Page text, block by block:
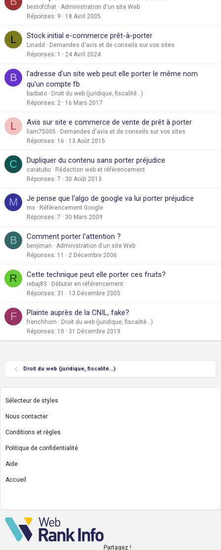
bestofchat
Administration d'un site Web
Réponses 9 18 Avril 2005
L Stock initial e-commerce prêt-à-porter
Linadd
Demandes d'avis et de conseils sur vos sites
Réponses 1 24 Avril 2024
B
l'adresse d'un site web peut elle porter le même nom
qu'un compte fb
barbato
Droit du web (juridique, fiscalité...)
Réponses 2 16 Mars 2017
L Avis sur site e commerce de vente de prêt à porter
liam75005
Demandes d'avis et de conseils sur vos sites
Réponses 16 13 Août 2015
C Dupliquer du contenu sans porter préjudice
caratubo
Rédaction web et référencement
Réponses 7 30 Août 2013
M Je pense que l'algo de google va lui porter préjudice
mx
Référencement Google
Réponses 7 30 Mars 2009
B Comment porter l'attention ?
benjiman
Administration d'un site Web
Réponses 11 2 Décembre 2006
R Cette technique peut elle porter ces fruits?
rebaj83
Débuter en référencement
Réponses 31 13 Décembre 2005
F Plainte auprès de la CNIL, fake?
frenchhorn
Droit du web (juridique, fiscalité...)
Réponses 10 31 Décembre 2019
Droit du web (juridique, fiscalité...)
Sélecteur de styles
Nous contacter
Conditions et règles
Politique de confidentialité
Aide
Accueil
Partagez !